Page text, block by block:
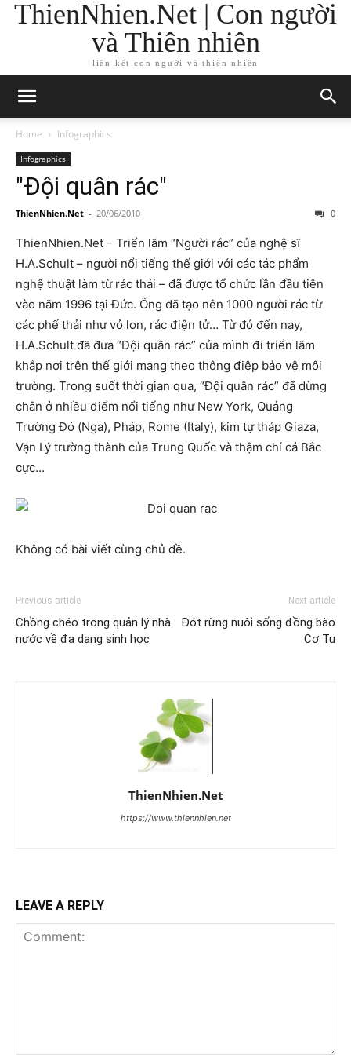
ThienNhien.Net | Con người
và Thiên nhiên
liên kết con người và thiên nhiên
Home Infographics
Infographics
"Đội quân rác"
ThienNhien.Net - 20/06/2010 0
ThienNhien.Net – Triển lãm “Người rác” của nghệ sĩ
H.A.Schult – người nổi tiếng thế giới với các tác phẩm
nghệ thuật làm từ rác thải – đã được tổ chức lần đầu tiên
vào năm 1996 tại Đức. Ông đã tạo nên 1000 người rác từ
các phế thải như vỏ lon, rác điện tử… Từ đó đến nay,
H.A.Schult đã đưa “Đội quân rác” của mình đi triển lãm
khắp nơi trên thế giới mang theo thông điệp bảo vệ môi
trường. Trong suốt thời gian qua, “Đội quân rác” đã dừng
chân ở nhiều điểm nổi tiếng như New York, Quảng
Trường Đỏ (Nga), Pháp, Rome (Italy), kim tự tháp Giaza,
Vạn Lý trường thành của Trung Quốc và thậm chí cả Bắc
cực…
Không có bài viết cùng chủ đề.
Previous article
Chồng chéo trong quản lý nhà
nước về đa dạng sinh học
Next article
Đót rừng nuôi sống đồng bào
Cơ Tu
ThienNhien.Net
https://www.thiennhien.net
LEAVE A REPLY